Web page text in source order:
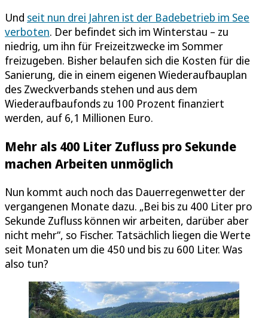
Und seit nun drei Jahren ist der Badebetrieb im See
verboten. Der befindet sich im Winterstau – zu
niedrig, um ihn für Freizeitzwecke im Sommer
freizugeben. Bisher belaufen sich die Kosten für die
Sanierung, die in einem eigenen Wiederaufbauplan
des Zweckverbands stehen und aus dem
Wiederaufbaufonds zu 100 Prozent finanziert
werden, auf 6,1 Millionen Euro.
Mehr als 400 Liter Zufluss pro Sekunde
machen Arbeiten unmöglich
Nun kommt auch noch das Dauerregenwetter der
vergangenen Monate dazu. „Bei bis zu 400 Liter pro
Sekunde Zufluss können wir arbeiten, darüber aber
nicht mehr“, so Fischer. Tatsächlich liegen die Werte
seit Monaten um die 450 und bis zu 600 Liter. Was
also tun?